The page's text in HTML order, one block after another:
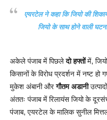
एयरटेल ने कहा कि जियो की
जियो के साथ होने वाली
अकेले पंजाब में पिछलेदो हफ्तोंमें,
किसानों के विरोध प्रदर्शन में नष्ट हो
मुकेश अंबानी औरगौतम अडानी
अंततः पंजाब में रिलायंस जियो के
पंजाब, एयरटेल के मालिक सुनील